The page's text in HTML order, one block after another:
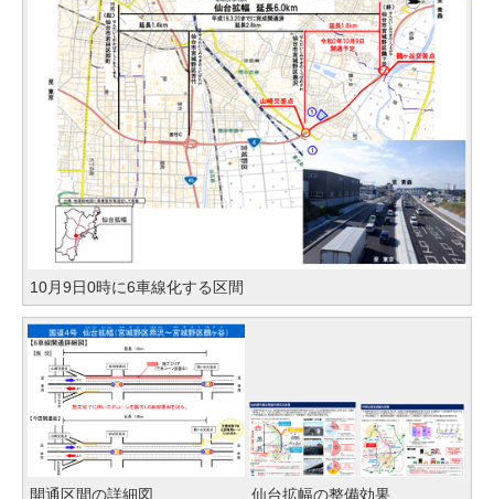
10月9日0時に6車線化する区間
開通区間の詳細図 仙台拡幅の整備効果